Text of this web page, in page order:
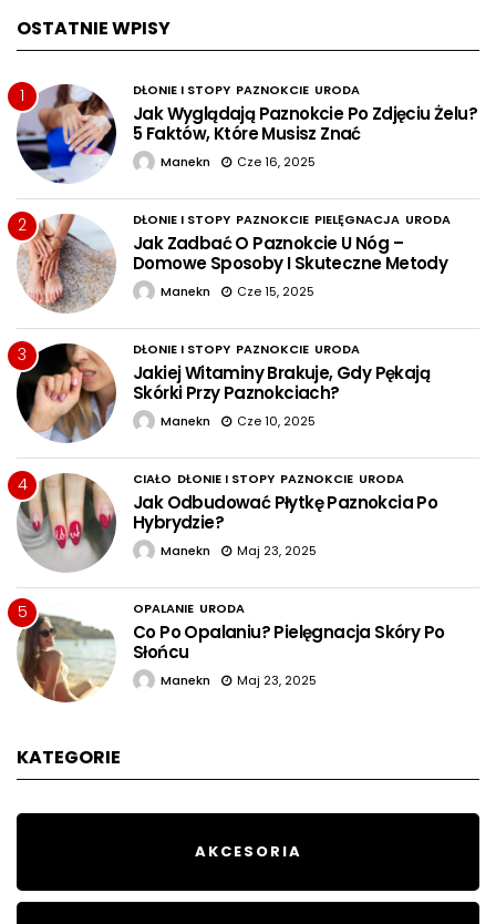
OSTATNIE WPISY
1 DŁONIE I STOPY PAZNOKCIE URODA
Jak Wyglądają Paznokcie Po Zdjęciu Żelu?
5 Faktów, Które Musisz Znać
Manekn Cze 16, 2025
2 DŁONIE I STOPY PAZNOKCIE PIELĘGNACJA URODA
Jak Zadbać O Paznokcie U Nóg –
Domowe Sposoby I Skuteczne Metody
Manekn Cze 15, 2025
3 DŁONIE I STOPY PAZNOKCIE URODA
Jakiej Witaminy Brakuje, Gdy Pękają
Skórki Przy Paznokciach?
Manekn Cze 10, 2025
4 CIAŁO DŁONIE I STOPY PAZNOKCIE URODA
Jak Odbudować Płytkę Paznokcia Po
Hybrydzie?
Manekn Maj 23, 2025
5 OPALANIE URODA
Co Po Opalaniu? Pielęgnacja Skóry Po
Słońcu
Manekn Maj 23, 2025
KATEGORIE
AKCESORIA